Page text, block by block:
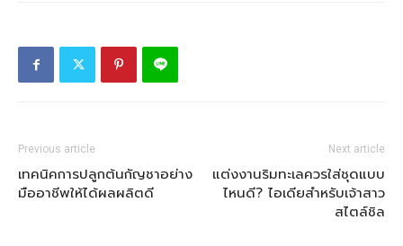
Previous article
เทคนิคการปลูกต้นกัญชาอย่าง
มืออาชีพให้ได้ผลผลิตดี
Next article
แต่งงานริมทะเลควรใส่ชุดแบบ
ไหนดี? ไอเดียสำหรับเจ้าสาว
สไตล์ชิล